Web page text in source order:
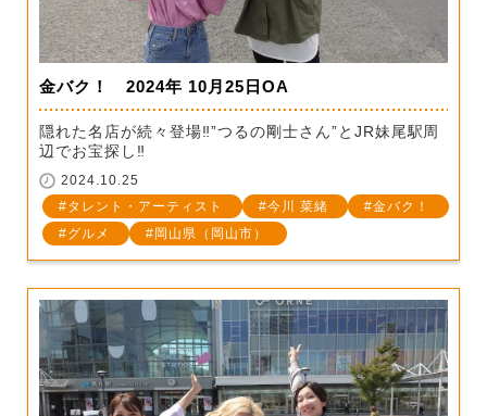
金バク！ 2024年 10月25日OA
隠れた名店が続々登場‼”つるの剛士さん”とJR妹尾駅周
辺でお宝探し‼
2024.10.25
タレント・アーティスト
今川 菜緒
金バク！
グルメ
岡山県（岡山市）